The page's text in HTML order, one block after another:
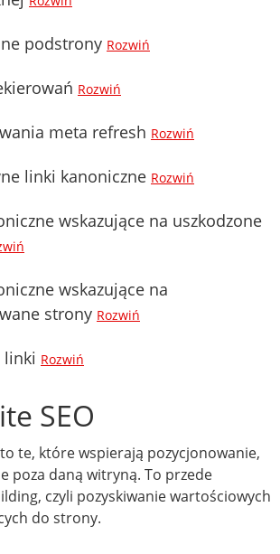
podstrony Rozwiń
Rozwiń
meta refresh Rozwiń
linki kanoniczne Rozwiń
wskazujące na uszkodzone
wskazujące na
strony Rozwiń
linki Rozwiń
SEO
te, które wspierają pozycjonowanie,
poza daną witryną. To przede
czyli pozyskiwanie wartościowych
do strony.